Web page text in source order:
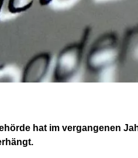
hat im vergangenen